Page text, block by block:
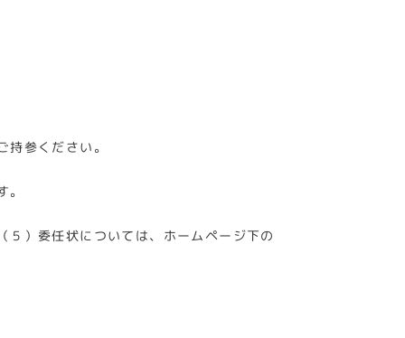
参ください。
）委任状については、ホームページ下の